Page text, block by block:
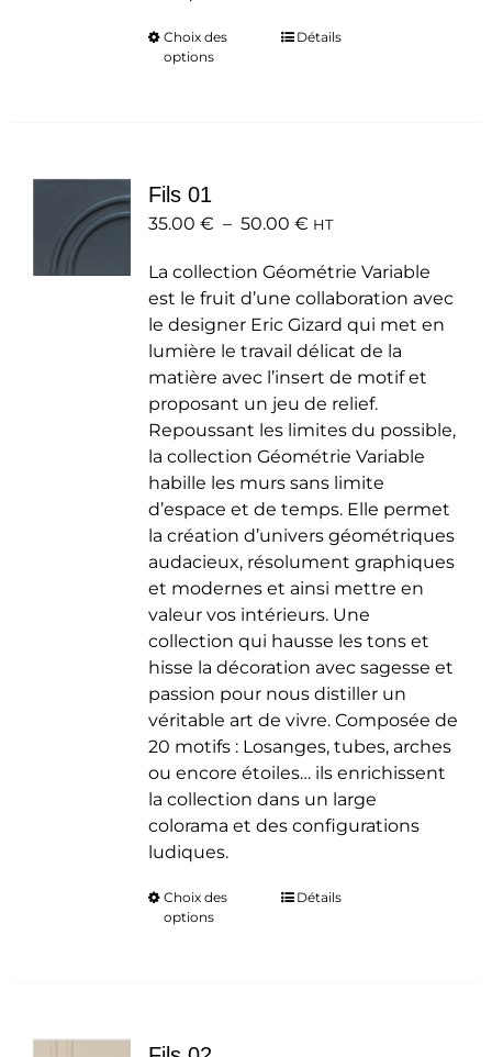
Choix des
options
Ce
peuvent
choisies
sur
la
page
du
produit
Détails
Fils 01
35.00 € – 50.00 €Plage
prix :
35.00 €
à
50.00 €
HT
La collection Géométrie Variable
est le fruit d’une collaboration avec
le designer Eric Gizard qui met en
lumière le travail délicat de la
matière avec l’insert de motif et
proposant un jeu de relief.
Repoussant les limites du possible,
la collection Géométrie Variable
habille les murs sans limite
d’espace et de temps. Elle permet
la création d’univers géométriques
audacieux, résolument graphiques
et modernes et ainsi mettre en
valeur vos intérieurs. Une
collection qui hausse les tons et
hisse la décoration avec sagesse et
passion pour nous distiller un
véritable art de vivre. Composée de
20 motifs : Losanges, tubes, arches
ou encore étoiles… ils enrichissent
la collection dans un large
colorama et des configurations
ludiques.
Choix des
options
CeDétails